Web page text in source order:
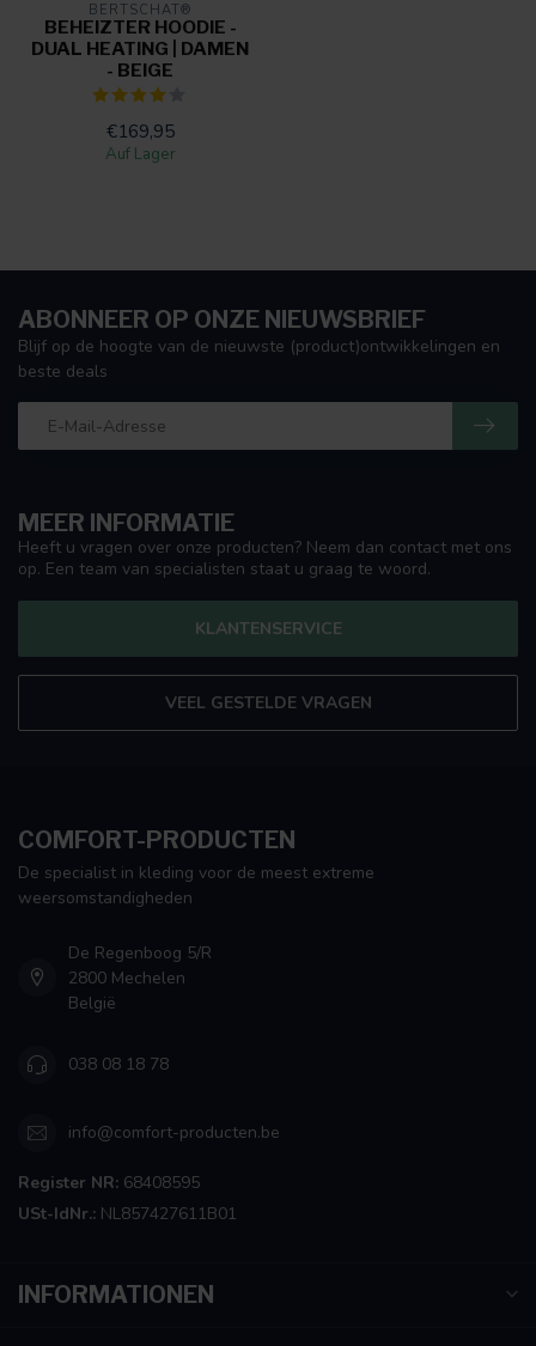
BERTSCHAT®
BEHEIZTER HOODIE -
DUAL HEATING | DAMEN
- BEIGE
€169,95
Auf Lager
MEER INFORMATIE
Heeft u vragen over onze producten? Neem dan contact met ons
op. Een team van specialisten staat u graag te woord.
KLANTENSERVICE
VEEL GESTELDE VRAGEN
ABONNEER OP ONZE NIEUWSBRIEF
Blijf op de hoogte van de nieuwste (product)ontwikkelingen en
beste deals
COMFORT-PRODUCTEN
De specialist in kleding voor de meest extreme
weersomstandigheden
De Regenboog 5/R
2800 Mechelen
België
038 08 18 78
info@comfort-producten.be
Register NR: 68408595
USt-IdNr.: NL857427611B01
INFORMATIONEN